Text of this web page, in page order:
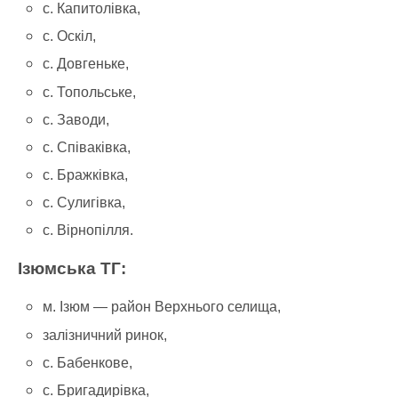
с. Капитолівка,
с. Оскіл,
с. Довгеньке,
с. Топольське,
с. Заводи,
с. Співаківка,
с. Бражківка,
с. Сулигівка,
с. Вірнопілля.
Ізюмська ТГ:
м. Ізюм — район Верхнього селища,
залізничний ринок,
с. Бабенкове,
с. Бригадирівка,